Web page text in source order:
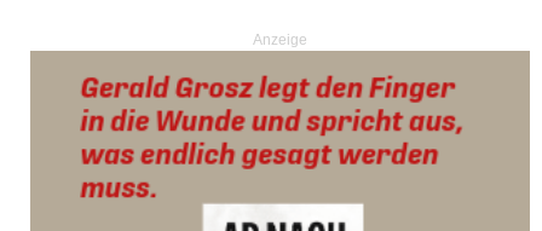
Anzeige